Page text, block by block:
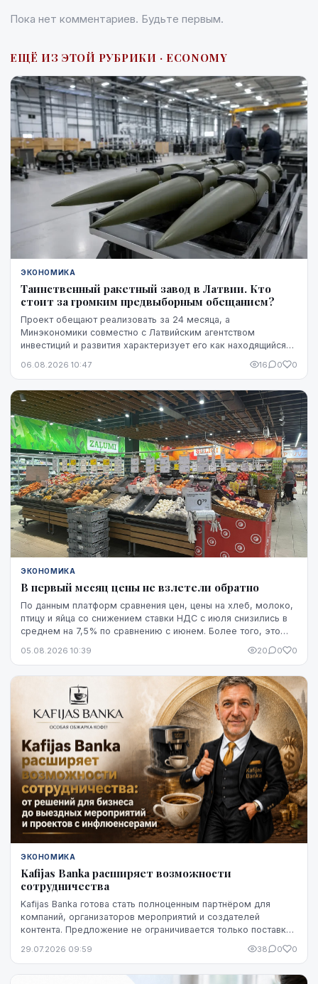
Пока нет комментариев. Будьте первым.
ЕЩЁ ИЗ ЭТОЙ РУБРИКИ · ECONOMY
ЭКОНОМИКА
Таинственный ракетный завод в Латвии. Кто
стоит за громким предвыборным обещанием?
Проект обещают реализовать за 24 месяца, а
Минэкономики совместно с Латвийским агентством
инвестиций и развития характеризует его как находящийся
ни модель ракет, ни владелец технологий, ни
необходимого финансирования уже обеспечена и на чем
основан прогноз экспорта.
06.08.2026 10:47 16 0 0
ЭКОНОМИКА
В первый месяц цены не взлетели обратно
По данным платформ сравнения цен, цены на хлеб, молоко,
птицу и яйца со снижением ставки НДС с июля снизились в
среднем на 7,5% по сравнению с июнем. Более того, это
данный момент - до начала августа.
05.08.2026 10:39 20 0 0
ЭКОНОМИКА
Kafijas Banka расширяет возможности
сотрудничества
Kafijas Banka готова стать полноценным партнёром для
компаний, организаторов мероприятий и создателей
контента. Предложение не ограничивается только поставкой
29.07.2026 09:59 38 0 0